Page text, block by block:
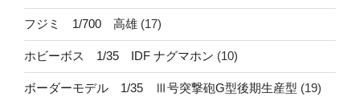
フジミ 1/700 高雄 (17)
ホビーボス 1/35 IDF ナグマホン (10)
ボーダーモデル 1/35 Ⅲ号突撃砲G型後期生産型 (19)